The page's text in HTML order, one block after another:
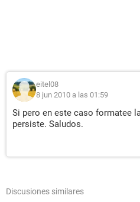
eitel08
8 jun 2010 a las 01:59
Si pero en este caso formatee
persiste. Saludos.
Discusiones similares